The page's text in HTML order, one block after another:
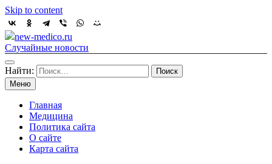
Skip to content
new-medico.ru
Случайные новости
Найти:
Меню
Главная
Медицина
Политика сайта
О сайте
Карта сайта